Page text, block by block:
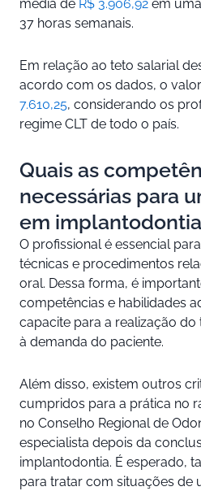
média de R$ 3.906,92 em
37 horas semanais.
Em relação ao teto salarial
acordo com os dados, o
7.610,25, considerando os
regime CLT de todo o país.
Quais as
necessárias para
em
O profissional é essencial
técnicas e procedimentos
oral. Dessa forma, é
competências e habilidades
capacite para a realização
à demanda do paciente.
Além disso, existem outros
cumpridos para a prática no
no Conselho Regional de
especialista depois da
implantodontia. É esperado,
para tratar com situações de